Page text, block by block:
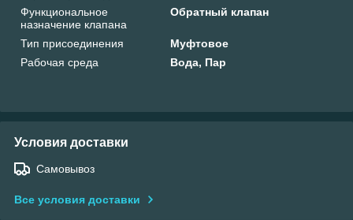
Функциональное
назначение клапана
Обратный клапан
Тип присоединения
Муфтовое
Рабочая среда
Вода, Пар
Условия доставки
Самовывоз
Все условия доставки